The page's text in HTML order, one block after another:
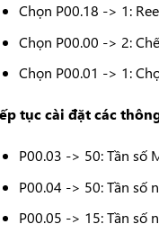
Chọn P00.18 -> 1:
Chọn P00.00 -> 2:
Chọn P00.01 -> 1:
tục cài đặt các
P00.03 -> 50: Tần số
P00.04 -> 50: Tần số
P00.05 -> 15: Tần số